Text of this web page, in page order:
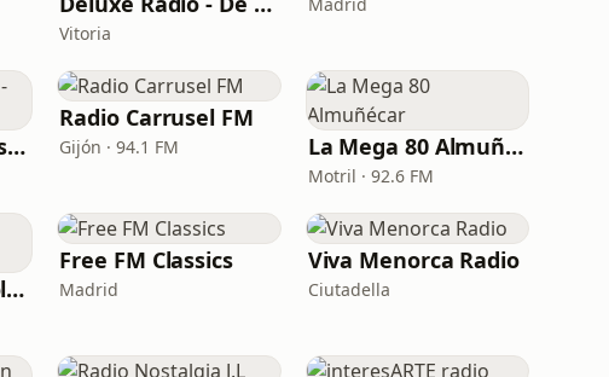
Vitoria
Nostalgia Fm - 60s - 70s
Radio Carrusel FM
Gijón · 94.1 FM La Mega 80 Almuñécar
Motril · 92.6 FM
Perfect Schlageroldies
Free FM Classics
Madrid
Viva Menorca Radio
Ciutadella